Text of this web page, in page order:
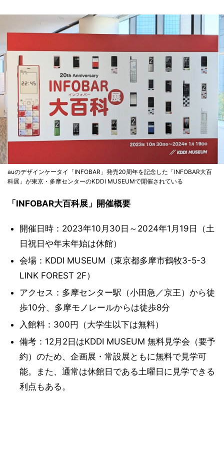
auのデザインケータイ「INFOBAR」発売20周年を記念した「INFOBAR大百
科展」が東京・多摩センターのKDDI MUSEUMで開催されている
「INFOBAR大百科展」開催概要
開催日時：2023年10月30日～2024年1月19日（土
日祝日や年末年始は休館）
会場：KDDI MUSEUM（東京都多摩市鶴牧3-5-3
LINK FOREST 2F）
アクセス：多摩センター駅（小田急／京王）から徒
歩10分、多摩モノレールからは徒歩8分
入館料：300円（大学生以下は無料）
備考：12月2日はKDDI MUSEUM 無料見学会（要予
約）のため、企画展・常設展ともに無料で見学可
能。また、通常は休館日である土曜日に見学できる
利点もある。